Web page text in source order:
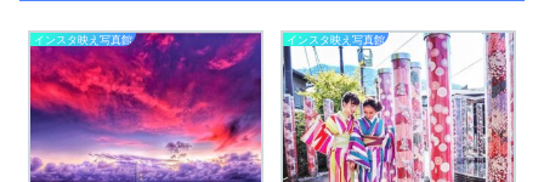
インスタ映え写真館 インスタ映え写真館